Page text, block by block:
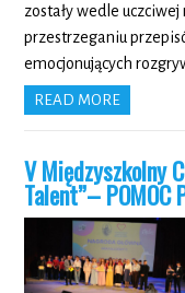
zostały wedle
przestrzeganiu
emocjonujących
READ MORE
V Międzyszkolny
Talent”– POMOC